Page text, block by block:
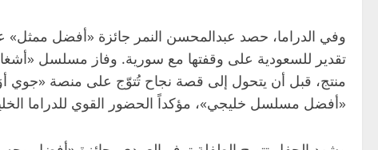
وفي الدراما، حصد عبدالمحسن النمر جائزة «أفضل
منتج، قبل أن يتحول إلى قصة نجاح تُتوّج على منصة
«أفضل مسلسل خليجي»، مؤكداً الحضور القوي للدراما